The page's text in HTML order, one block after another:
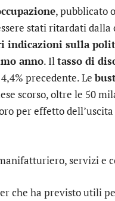
, pubblicato
stati ritardati
indicazioni sulla
anno. Iltasso di
precedente. Le
scorso, oltre le 50
per effetto
servizi e
che ha previsto utili